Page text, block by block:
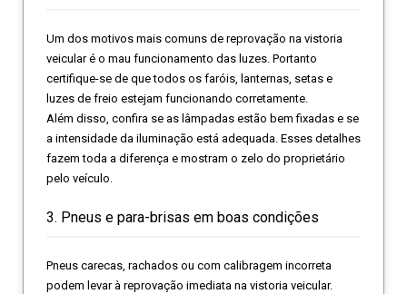
Um dos motivos mais comuns de reprovação na vistoria
veicular é o mau funcionamento das luzes. Portanto
certifique-se de que todos os faróis, lanternas, setas e
luzes de freio estejam funcionando corretamente.
Além disso, confira se as lâmpadas estão bem fixadas e se
a intensidade da iluminação está adequada. Esses detalhes
fazem toda a diferença e mostram o zelo do proprietário
pelo veículo.
3. Pneus e para-brisas em boas condições
Pneus carecas, rachados ou com calibragem incorreta
podem levar à reprovação imediata na vistoria veicular.